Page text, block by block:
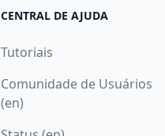
CENTRAL DE AJUDA
Tutoriais
Comunidade de Usuários
(en)